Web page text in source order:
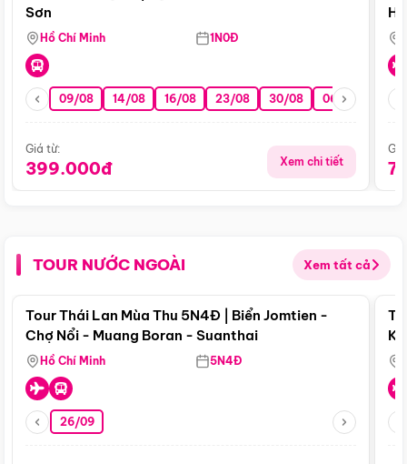
Sơn
Hồ Chí Minh 1N0Đ
09/08 14/08 16/08 23/08 30/08 06/09 13/09
Giá từ:
399.000đ Xem chi tiết
TOUR NƯỚC NGOÀI Xem tất cả
Điểm nổi bật
Tour Thái Lan Mùa Thu 5N4Đ | Biển Jomtien -
Chợ Nổi - Muang Boran - Suanthai
Hồ Chí Minh 5N4Đ
26/09